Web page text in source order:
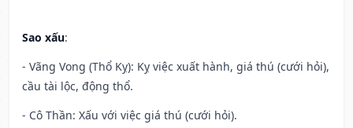
Sao xấu:
- Vãng Vong (Thổ Kỵ): Kỵ việc xuất hành, giá thú (cưới hỏi),
cầu tài lộc, động thổ.
- Cô Thần: Xấu với việc giá thú (cưới hỏi).